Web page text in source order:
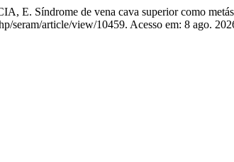
de vena cava superior como
seram/article/view/10459. Acesso em: 8 ago.